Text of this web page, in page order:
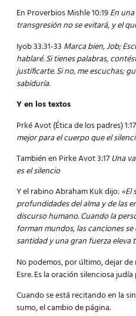
En Proverbios Mishle 10:19En
transgresión no se evitará, y el
Iyob 33:31-33 Marca bien, Job;
hablaré. Si tienes palabras,
justificarte. Si no, me escuchas;
sabiduría.
Y en los textos
Prké Avot (Ética de los padres) 1:17
mejor para el cuerpo que el
También en Pirke Avot 3:17Una
es el silencio
Y el rabino Abraham Kuk dijo:«El
profundidades del alma y de las
discurso humano. Cuando la
forman mundos, las canciones
santidad y una gran fuerza eleva
No podemos, por último, dejar
Esre. Es la oración silenciosa
Cuando se está recitando en la
sumo, el cambio de página.